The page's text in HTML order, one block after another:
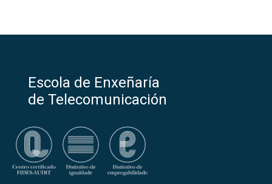
Escola de Enxeñaría
de Telecomunicación